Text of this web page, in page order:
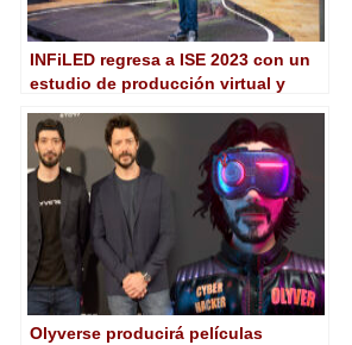
INFiLED regresa a ISE 2023 con un
estudio de producción virtual y
Olyverse producirá películas